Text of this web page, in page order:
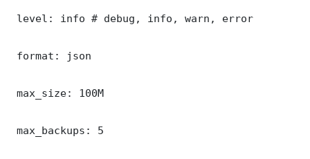
level: info # debug, info, warn, error
format: json
max_size: 100M
max_backups: 5